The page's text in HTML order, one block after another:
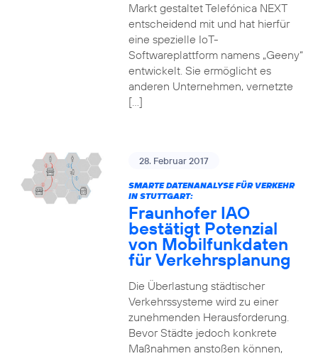
Markt gestaltet Telefónica NEXT
entscheidend mit und hat hierfür
eine spezielle IoT-
Softwareplattform namens „Geeny“
entwickelt. Sie ermöglicht es
anderen Unternehmen, vernetzte
[…]
28. Februar 2017
SMARTE DATENANALYSE FÜR VERKEHR
IN STUTTGART:
Fraunhofer IAO
bestätigt Potenzial
von Mobilfunkdaten
für Verkehrsplanung
Die Überlastung städtischer
Verkehrssysteme wird zu einer
zunehmenden Herausforderung.
Bevor Städte jedoch konkrete
Maßnahmen anstoßen können,